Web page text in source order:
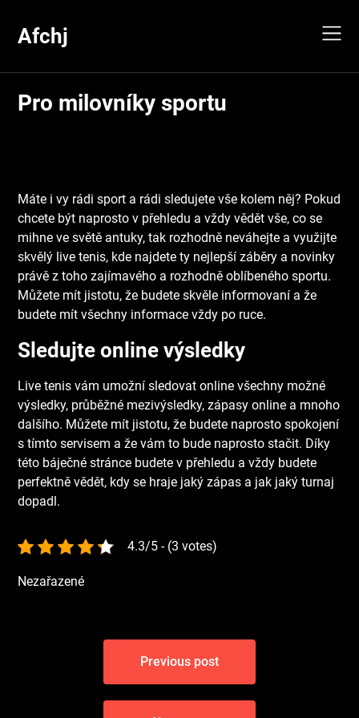
content
Afchj
Pro milovníky sportu
Máte i vy rádi sport a rádi sledujete vše kolem něj? Pokud
chcete být naprosto v přehledu a vždy vědět vše, co se
mihne ve světě antuky, tak rozhodně neváhejte a využijte
skvělý live tenis, kde najdete ty nejlepší záběry a novinky
právě z toho zajímavého a rozhodně oblíbeného sportu.
Můžete mít jistotu, že budete skvěle informovaní a že
budete mít všechny informace vždy po ruce.
Sledujte online výsledky
Live tenis vám umožní sledovat online všechny možné
výsledky, průběžné mezivýsledky, zápasy online a mnoho
dalšího. Můžete mít jistotu, že budete naprosto spokojení
s tímto servisem a že vám to bude naprosto stačit. Díky
této báječné stránce budete v přehledu a vždy budete
perfektně vědět, kdy se hraje jaký zápas a jak jaký turnaj
dopadl.
4.3/5 - (3 votes)
Nezařazené
Navigace
příspěvek
Previous post